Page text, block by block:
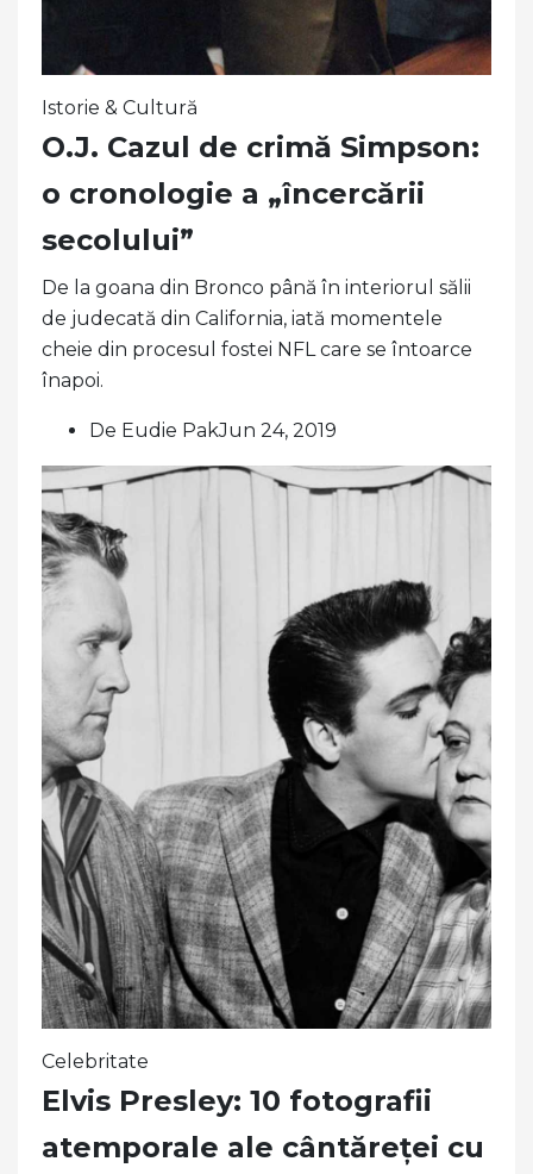
Istorie & Cultură
O.J. Cazul de crimă Simpson:
o cronologie a „încercării
secolului”
De la goana din Bronco până în interiorul sălii
de judecată din California, iată momentele
cheie din procesul fostei NFL care se întoarce
înapoi.
De Eudie PakJun 24, 2019
Celebritate
Elvis Presley: 10 fotografii
atemporale ale cântăreței cu